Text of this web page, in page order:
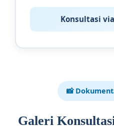
Konsultasi
📸
Galeri